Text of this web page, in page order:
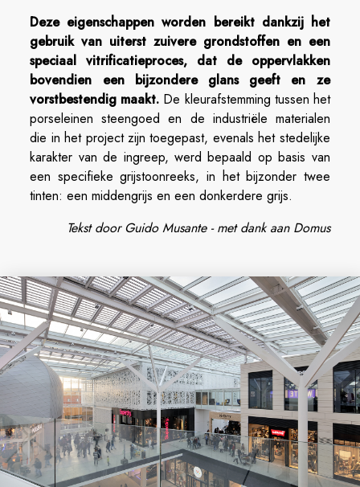
Deze eigenschappen worden bereikt dankzij het
gebruik van uiterst zuivere grondstoffen en een
speciaal vitrificatieproces, dat de oppervlakken
bovendien een bijzondere glans geeft en ze
vorstbestendig maakt. De kleurafstemming tussen het
porseleinen steengoed en de industriële materialen
die in het project zijn toegepast, evenals het stedelijke
karakter van de ingreep, werd bepaald op basis van
een specifieke grijstoonreeks, in het bijzonder twee
tinten: een middengrijs en een donkerdere grijs.
Tekst door Guido Musante - met dank aan Domus